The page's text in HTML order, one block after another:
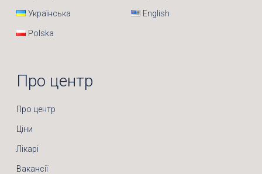
Українська English
Polska
Про центр
Про центр
Ціни
Лікарі
Вакансії